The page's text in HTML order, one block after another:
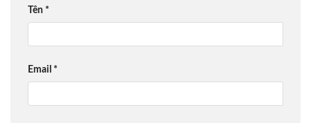
Tên *
Email *